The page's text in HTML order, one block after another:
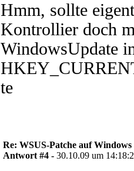
Hmm, sollte
Kontrollier doch
WindowsUpdate
te
Re: WSUS-Patche auf
Antwort #4 - 30.10.09 um